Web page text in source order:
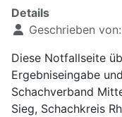
Details
Geschrieben von:
Diese Notfallseite
Ergebniseingabe
Schachverband
Sieg, Schachkreis